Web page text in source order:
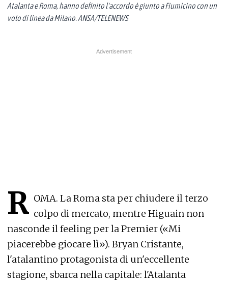
Atalanta e Roma, hanno definito l'accordo è giunto a Fiumicino con un
volo di linea da Milano. ANSA/TELENEWS
R OMA. La Roma sta per chiudere il terzo
colpo di mercato, mentre Higuain non
nasconde il feeling per la Premier («Mi
piacerebbe giocare lì»). Bryan Cristante,
l'atalantino protagonista di un'eccellente
stagione, sbarca nella capitale: l'Atalanta